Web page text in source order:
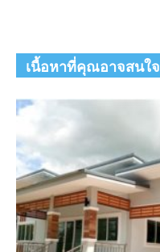
เนื้อหาที่คุณอาจสนใจ